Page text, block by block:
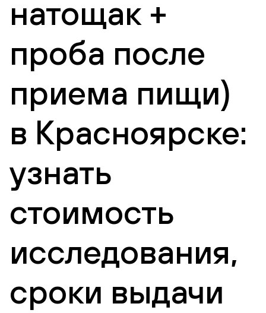
натощак +
проба после
приема пищи)
в Красноярске:
узнать
стоимость
исследования,
сроки выдачи